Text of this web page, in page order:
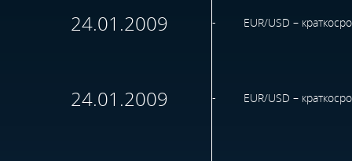
24.01.2009 EUR/USD –
24.01.2009 EUR/USD –